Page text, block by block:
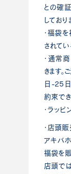
との確
しており
・福袋
されてい
・通常
きます
日-25
約束でき
・ラッ
・店頭
アキバ
福袋を販
店頭で